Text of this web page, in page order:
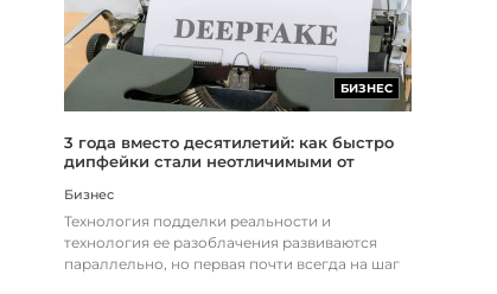
БИЗНЕС
3 года вместо десятилетий: как быстро
дипфейки стали неотличимыми от
Бизнес
Технология подделки реальности и
технология ее разоблачения развиваются
параллельно, но первая почти всегда на шаг